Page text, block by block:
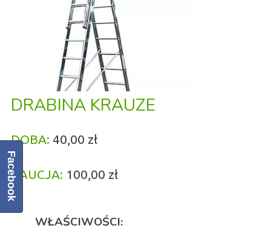
DRABINA KRAUZE
DOBA: 40,00 zł
KAUCJA: 100,00 zł
WŁAŚCIWOŚCI:
Facebook